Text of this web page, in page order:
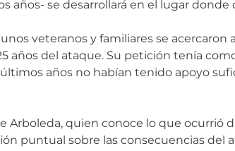
años- se desarrollará en el lugar donde
veteranos y familiares se acercaron
años del ataque. Su petición tenía
años no habían tenido apoyo
Arboleda, quien conoce lo que ocurrió
puntual sobre las consecuencias del